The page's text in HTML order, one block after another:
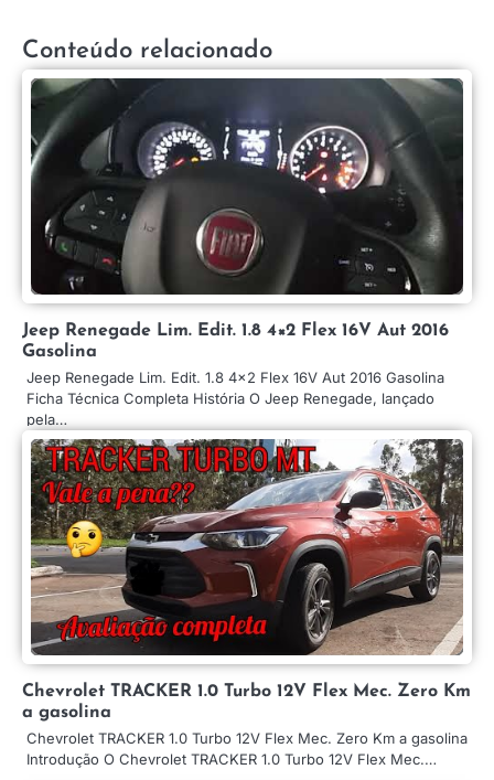
Conteúdo relacionado
Jeep Renegade Lim. Edit. 1.8 4×2 Flex 16V Aut 2016
Gasolina
Jeep Renegade Lim. Edit. 1.8 4×2 Flex 16V Aut 2016 Gasolina
Ficha Técnica Completa História O Jeep Renegade, lançado
pela…
Chevrolet TRACKER 1.0 Turbo 12V Flex Mec. Zero Km
a gasolina
Chevrolet TRACKER 1.0 Turbo 12V Flex Mec. Zero Km a gasolina
Introdução O Chevrolet TRACKER 1.0 Turbo 12V Flex Mec.…